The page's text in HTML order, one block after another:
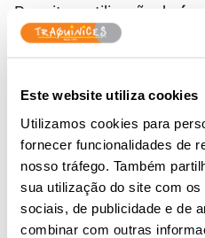
Este website utiliza cookies
Utilizamos cookies para
fornecer funcionalidades de
nosso tráfego. Também
sua utilização do site com
sociais, de publicidade e de
combinar com outras
Permite a utilização de água
a preferência de cada
os dentes, sendo estas as
desenvolvem mais cáries!
Um irrigador apto para
recomendadopara
periodontia e ortodontia